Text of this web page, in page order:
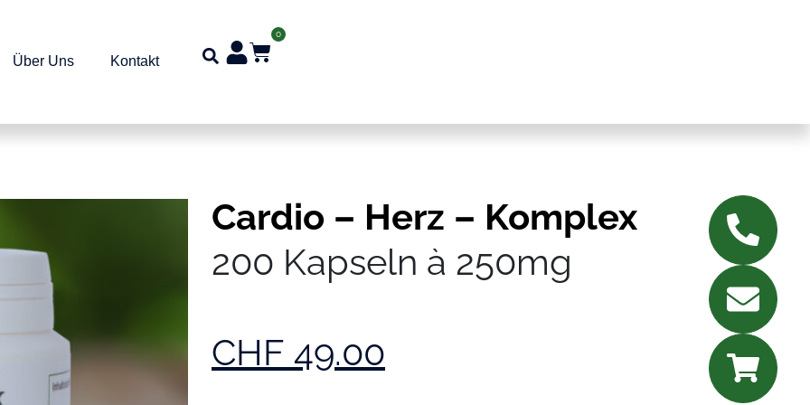
Über Uns Kontakt
0
Cardio – Herz – Komplex
200 Kapseln à 250mg
CHF 49.00